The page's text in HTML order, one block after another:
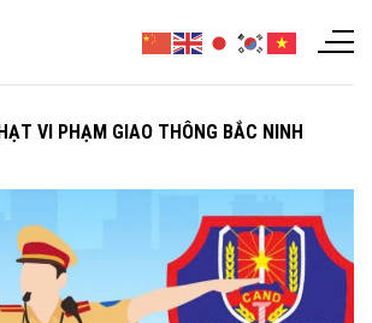
VI PHẠM GIAO THÔNG BẮC NINH